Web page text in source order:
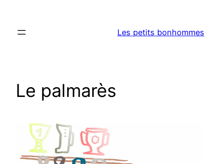
contenu
Les petits bonhommes
Le palmarès